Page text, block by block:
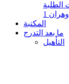
الطلبة
1
المكتبة
ما بعد التدرج
التأهيل